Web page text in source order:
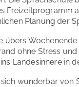
Freizeitprogramm
Planung der
übers
ohne Stress
Landesinnere in
wunderbar von
gut
: in